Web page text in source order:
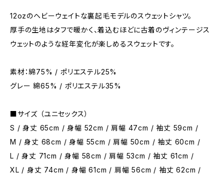
12ozのヘビーウェイトな裏起毛モデルのスウェットシャツ。
厚手の生地はタフで暖かく、着込むほどに古着のヴィンテージス
ウェットのような経年変化が楽しめるスウェットです。
素材：綿75% / ポリエステル25%
グレー 綿65% / ポリエステル35%
■サイズ （ユニセックス）
S / 身丈 65cm / 身幅 52cm / 肩幅 47cm / 袖丈 59cm /
M / 身丈 68cm / 身幅 55cm / 肩幅 50cm / 袖丈 60cm /
L / 身丈 71cm / 身幅 58cm / 肩幅 53cm / 袖丈 61cm /
XL / 身丈 74cm / 身幅 61cm / 肩幅 56cm / 袖丈 62cm /